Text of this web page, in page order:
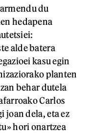
du
hedapena
alde batera
kasu egin
planten
behar dutela
Carlos
joan dela, eta ez
hori onartzea